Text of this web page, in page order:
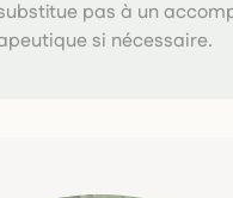
pas à un
si nécessaire.